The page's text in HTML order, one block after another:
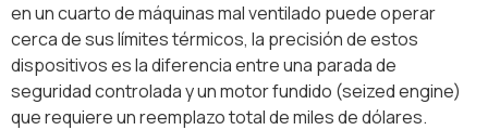
en un cuarto de máquinas mal ventilado puede operar
cerca de sus límites térmicos, la precisión de estos
dispositivos es la diferencia entre una parada de
seguridad controlada y un motor fundido (seized engine)
que requiere un reemplazo total de miles de dólares.